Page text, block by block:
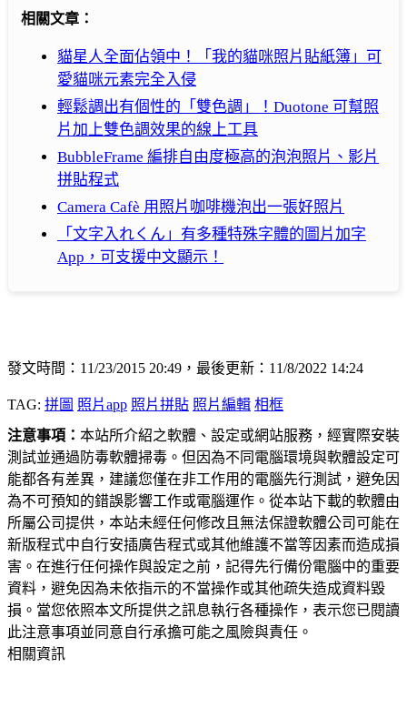
相關文章：
貓星人全面佔領中！「我的貓咪照片貼紙簿」可
愛貓咪元素完全入侵
輕鬆調出有個性的「雙色調」！Duotone 可幫照
片加上雙色調效果的線上工具
BubbleFrame 編排自由度極高的泡泡照片、影片
拼貼程式
Camera Cafè 用照片咖啡機泡出一張好照片
「文字入れくん」有多種特殊字體的圖片加字
App，可支援中文顯示！
發文時間：11/23/2015 20:49，最後更新：11/8/2022 14:24
TAG: 拼圖 照片app 照片拼貼 照片編輯 相框
注意事項： 本站所介紹之軟體、設定或網站服務，經實際安裝
測試並通過防毒軟體掃毒。但因為不同電腦環境與軟體設定可
能都各有差異，建議您僅在非工作用的電腦先行測試，避免因
為不可預知的錯誤影響工作或電腦運作。從本站下載的軟體由
所屬公司提供，本站未經任何修改且無法保證軟體公司可能在
新版程式中自行安插廣告程式或其他維護不當等因素而造成損
害。在進行任何操作與設定之前，記得先行備份電腦中的重要
資料，避免因為未依指示的不當操作或其他疏失造成資料毀
損。當您依照本文所提供之訊息執行各種操作，表示您已閱讀
此注意事項並同意自行承擔可能之風險與責任。
相關資訊